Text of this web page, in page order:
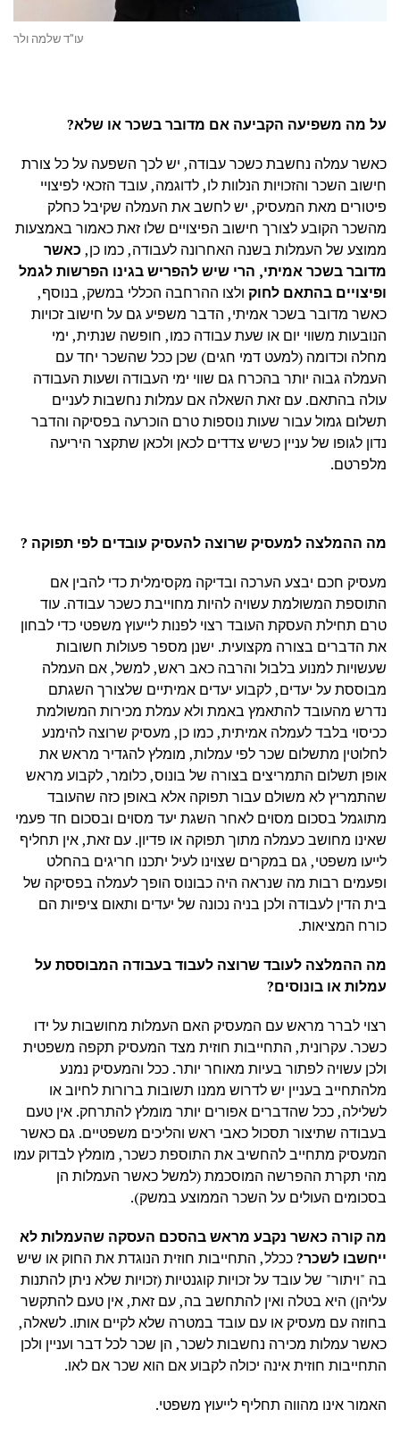
עו"ד שלמה ולר
על מה משפיעה הקביעה אם מדובר בשכר או שלא?
כאשר עמלה נחשבת כשכר עבודה, יש לכך השפעה על כל צורת
חישוב השכר והזכויות הנלוות לו, לדוגמה, עובד הזכאי לפיצויי
פיטורים מאת המעסיק, יש לחשב את העמלה שקיבל כחלק
מהשכר הקובע לצורך חישוב הפיצויים שלו זאת כאמור באמצעות
ממוצע של העמלות בשנה האחרונה לעבודה, כמו כן, כאשר
מדובר בשכר אמיתי, הרי שיש להפריש בגינו הפרשות לגמל
ופיצויים בהתאם לחוק ולצו ההרחבה הכללי במשק, בנוסף,
כאשר מדובר בשכר אמיתי, הדבר משפיע גם על חישוב זכויות
הנובעות משווי יום או שעת עבודה כמו, חופשה שנתית, ימי
מחלה וכדומה (למעט דמי חגים) שכן ככל שהשכר יחד עם
העמלה גבוה יותר בהכרח גם שווי ימי העבודה ושעות העבודה
עולה בהתאם. עם זאת השאלה אם עמלות נחשבות לעניים
תשלום גמול עבור שעות נוספות טרם הוכרעה בפסיקה והדבר
נדון לגופו של עניין כשיש צדדים לכאן ולכאן שתקצר היריעה
מלפרטם.
מה ההמלצה למעסיק שרוצה להעסיק עובדים לפי תפוקה ?
מעסיק חכם יבצע הערכה ובדיקה מקסימלית כדי להבין אם
התוספת המשולמת עשויה להיות מחוייבת כשכר עבודה. עוד
טרם תחילת העסקת העובד רצוי לפנות לייעוץ משפטי כדי לבחון
את הדברים בצורה מקצועית. ישנן מספר פעולות חשובות
שעשויות למנוע בלבול והרבה כאב ראש, למשל, אם העמלה
מבוססת על יעדים, לקבוע יעדים אמיתיים שלצורך השגתם
נדרש מהעובד להתאמץ באמת ולא עמלת מכירות המשולמת
ככיסוי בלבד לעמלה אמיתית, כמו כן, מעסיק שרוצה להימנע
לחלוטין מתשלום שכר לפי עמלות, מומלץ להגדיר מראש את
אופן תשלום התמריצים בצורה של בונוס, כלומר, לקבוע מראש
שהתמריץ לא משולם עבור תפוקה אלא באופן כזה שהעובד
מתוגמל בסכום מסוים לאחר השגת יעד מסוים ובסכום חד פעמי
שאינו מחושב כעמלה מתוך תפוקה או פדיון. עם זאת, אין תחליף
לייעו משפטי, גם במקרים שצוינו לעיל יתכנו חריגים בהחלט
ופעמים רבות מה שנראה היה כבונוס הופך לעמלה בפסיקה של
בית הדין לעבודה ולכן בניה נכונה של יעדים ותאום ציפיות הם
כורח המציאות.
מה ההמלצה לעובד שרוצה לעבוד בעבודה המבוססת על
עמלות או בונוסים?
רצוי לברר מראש עם המעסיק האם העמלות מחושבות על ידו
כשכר. עקרונית, התחייבות חוזית מצד המעסיק תקפה משפטית
ולכן עשויה לפתור בעיות מאוחר יותר. ככל והמעסיק נמנע
מלהתחייב בעניין יש לדרוש ממנו תשובות ברורות לחיוב או
לשלילה, ככל שהדברים אפורים יותר מומלץ להתרחק. אין טעם
בעבודה שתיצור תסכול כאבי ראש והליכים משפטיים. גם כאשר
המעסיק מתחייב להחשיב את התוספת כשכר, מומלץ לבדוק עמו
מהי תקרת ההפרשה המוסכמת (למשל כאשר העמלות הן
בסכומים העולים על השכר הממוצע במשק).
מה קורה כאשר נקבע מראש בהסכם העסקה שהעמלות לא
ייחשבו לשכר?ככלל, התחייבות חוזית הנוגדת את החוק או שיש
בה "ויתור" של עובד על זכויות קוגנטיות (זכויות שלא ניתן להתנות
עליהן) היא בטלה ואין להתחשב בה, עם זאת, אין טעם להתקשר
בחוזה עם מעסיק או עם עובד במטרה שלא לקיים אותו. לשאלה,
כאשר עמלות מכירה נחשבות לשכר, הן שכר לכל דבר ועניין ולכן
התחייבות חוזית אינה יכולה לקבוע אם הוא שכר אם לאו.
האמור אינו מהווה תחליף לייעוץ משפטי.